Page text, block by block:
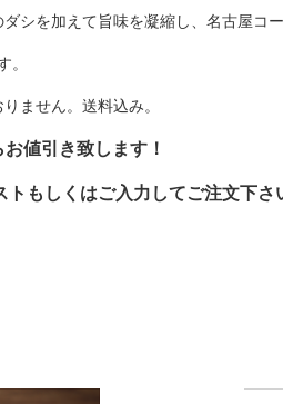
シを加えて旨味を凝縮し、名古屋コ
。
ません。送料込み。
値引き致します！
もしくはご入力してご注文下さ